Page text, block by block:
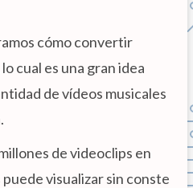
cómo convertir
cual es una gran idea
de vídeos musicales
de videoclips en
visualizar sin conste